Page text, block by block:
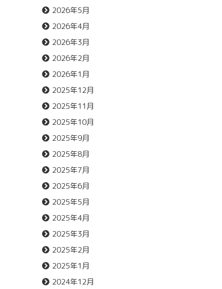
2026年5月
2026年4月
2026年3月
2026年2月
2026年1月
2025年12月
2025年11月
2025年10月
2025年9月
2025年8月
2025年7月
2025年6月
2025年5月
2025年4月
2025年3月
2025年2月
2025年1月
2024年12月